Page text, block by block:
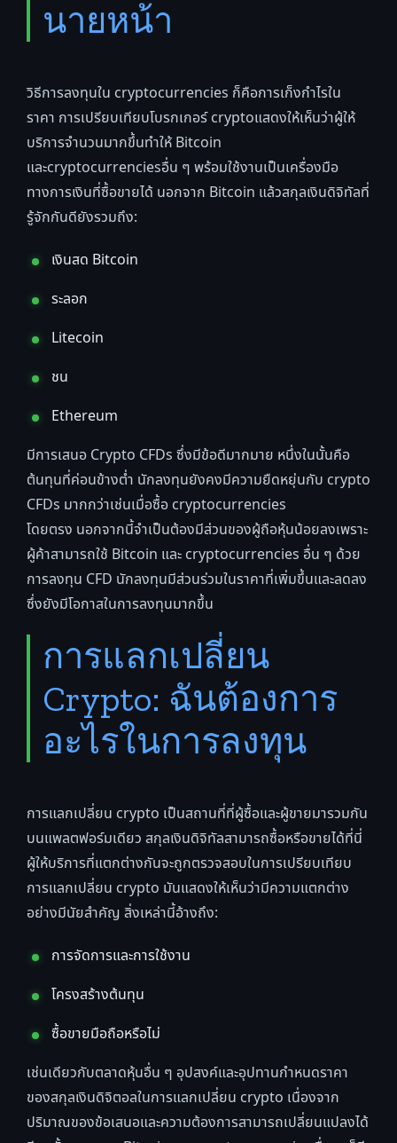
นายหน้า
วิธีการลงทุนใน cryptocurrencies ก็คือการเก็งกำไรใน
ราคา การเปรียบเทียบโบรกเกอร์ cryptoแสดงให้เห็นว่าผู้ให้
บริการจำนวนมากขึ้นทำให้ Bitcoin
และcryptocurrenciesอื่น ๆ พร้อมใช้งานเป็นเครื่องมือ
ทางการเงินที่ซื้อขายได้ นอกจาก Bitcoin แล้วสกุลเงินดิจิทัลที่
รู้จักกันดียังรวมถึง:
เงินสด Bitcoin
ระลอก
Litecoin
ชน
Ethereum
มีการเสนอ Crypto CFDs ซึ่งมีข้อดีมากมาย หนึ่งในนั้นคือ
ต้นทุนที่ค่อนข้างต่ำ นักลงทุนยังคงมีความยืดหยุ่นกับ crypto
CFDs มากกว่าเช่นเมื่อซื้อ cryptocurrencies
โดยตรง นอกจากนี้จำเป็นต้องมีส่วนของผู้ถือหุ้นน้อยลงเพราะ
ผู้ค้าสามารถใช้ Bitcoin และ cryptocurrencies อื่น ๆ ด้วย
การลงทุน CFD นักลงทุนมีส่วนร่วมในราคาที่เพิ่มขึ้นและลดลง
ซึ่งยังมีโอกาสในการลงทุนมากขึ้น
การแลกเปลี่ยน
Crypto: ฉันต้องการ
อะไรในการลงทุน
การแลกเปลี่ยน crypto เป็นสถานที่ที่ผู้ซื้อและผู้ขายมารวมกัน
บนแพลตฟอร์มเดียว สกุลเงินดิจิทัลสามารถซื้อหรือขายได้ที่นี่
ผู้ให้บริการที่แตกต่างกันจะถูกตรวจสอบในการเปรียบเทียบ
การแลกเปลี่ยน crypto มันแสดงให้เห็นว่ามีความแตกต่าง
อย่างมีนัยสำคัญ สิ่งเหล่านี้อ้างถึง:
การจัดการและการใช้งาน
โครงสร้างต้นทุน
ซื้อขายมือถือหรือไม่
เช่นเดียวกับตลาดหุ้นอื่น ๆ อุปสงค์และอุปทานกำหนดราคา
ของสกุลเงินดิจิตอลในการแลกเปลี่ยน crypto เนื่องจาก
ปริมาณของข้อเสนอและความต้องการสามารถเปลี่ยนแปลงได้